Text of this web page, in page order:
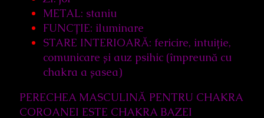
METAL: staniu
FUNCȚIE: iluminare
STARE INTERIOARĂ: fericire, intuiție,
comunicare și auz psihic (împreună cu
chakra a șasea)
PERECHEA MASCULINĂ PENTRU CHAKRA
COROANEI ESTE CHAKRA BAZEI